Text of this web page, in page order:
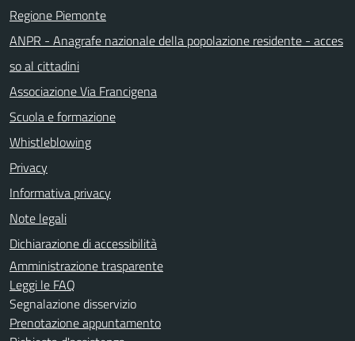
Regione Piemonte
ANPR - Anagrafe nazionale della popolazione residente - acces
so al cittadini
Associazione Via Francigena
Scuola e formazione
Whistleblowing
Privacy
Informativa privacy
Note legali
Dichiarazione di accessibilità
Amministrazione trasparente
Leggi le FAQ
Segnalazione disservizio
Prenotazione appuntamento